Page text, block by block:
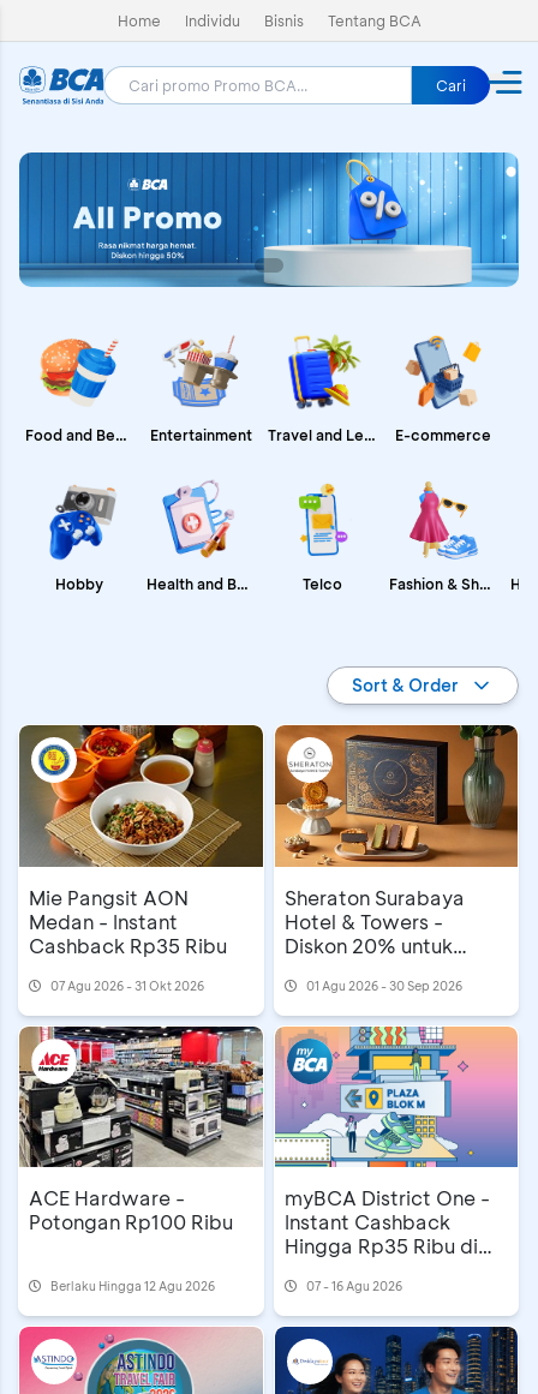
Home Individu Bisnis Tentang BCA
Cari
Food and Beverages
Hobby
Entertainment
Health and Beauty
Travel and Leisure
Telco
E-commerce
Fashion & Shopping
Sort & Order
Mie Pangsit AON
Medan - Instant
Cashback Rp35 Ribu
07 Agu 2026 - 31 Okt 2026
Sheraton Surabaya
Hotel & Towers -
Diskon 20% untuk
01 Agu 2026 - 30 Sep 2026
ACE Hardware -
Potongan Rp100 Ribu
Berlaku Hingga 12 Agu 2026
myBCA District One -
Instant Cashback
Hingga Rp35 Ribu di
07 - 16 Agu 2026